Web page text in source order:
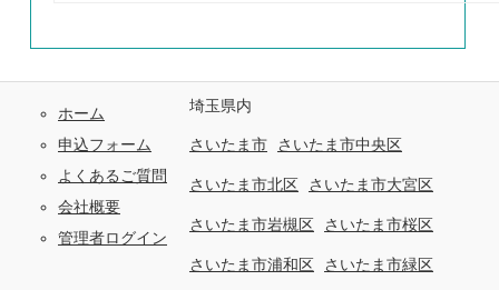
ホーム
申込フォーム
よくあるご質問
会社概要
管理者ログイン
埼玉県内
さいたま市 さいたま市中央区
さいたま市北区 さいたま市大宮区
さいたま市岩槻区 さいたま市桜区
さいたま市浦和区 さいたま市緑区